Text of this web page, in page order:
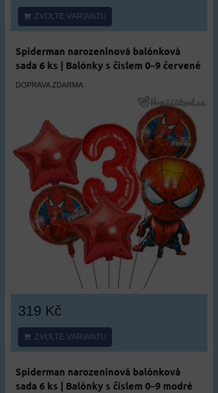
ZVOLTE VARIANTU
Spiderman narozeninová balónková
sada 6 ks | Balónky s číslem 0–9 červené
DOPRAVA ZDARMA
319 Kč
ZVOLTE VARIANTU
Spiderman narozeninová balónková
sada 6 ks | Balónky s číslem 0–9 modré